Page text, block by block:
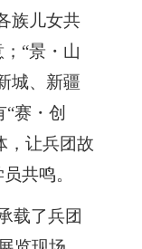
族儿女共
“景・山
城、新疆
赛・创
，让兵团故
共鸣。
载了兵团